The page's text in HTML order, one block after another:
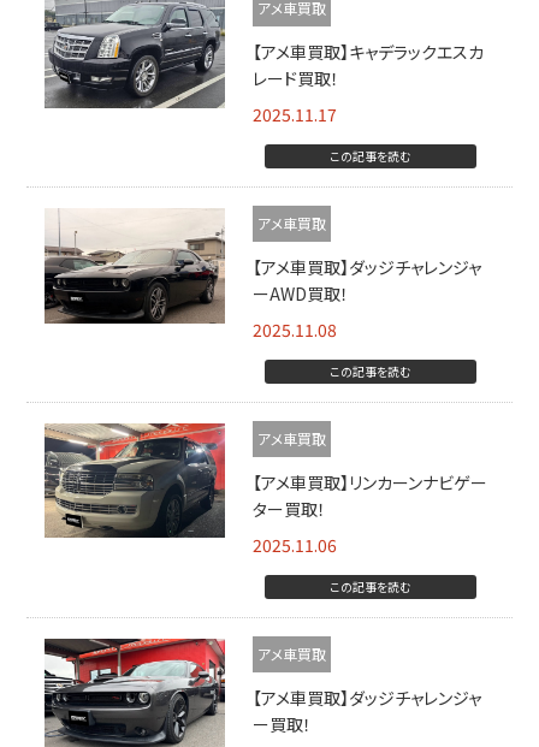
アメ車買取
【アメ車買取】キャデラックエスカ
レード買取！
2025.11.17
この記事を読む
アメ車買取
【アメ車買取】ダッジチャレンジャ
ーAWD買取！
2025.11.08
この記事を読む
アメ車買取
【アメ車買取】リンカーンナビゲー
ター買取！
2025.11.06
この記事を読む
アメ車買取
【アメ車買取】ダッジチャレンジャ
ー買取！